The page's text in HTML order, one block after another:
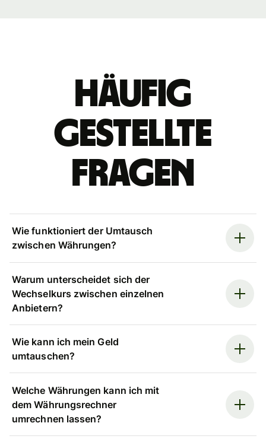
Häufig
gestellte
Fragen
Wie funktioniert der Umtausch
zwischen Währungen?
Warum unterscheidet sich der
Wechselkurs zwischen einzelnen
Anbietern?
Wie kann ich mein Geld
umtauschen?
Welche Währungen kann ich mit
dem Währungsrechner
umrechnen lassen?